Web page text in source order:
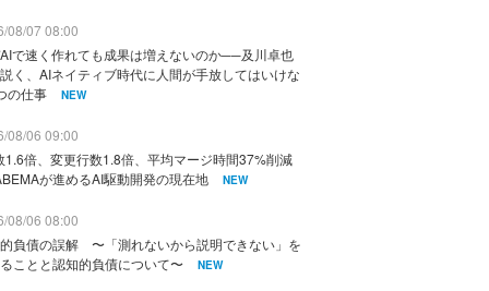
08/07 08:00
で速く作れても成果は増えないのか──及川卓也
く、AIネイティブ時代に人間が手放してはいけな
の仕事
NEW
08/06 09:00
1.6倍、変更行数1.8倍、平均マージ時間37%削減
が進めるAI駆動開発の現在地
NEW
08/06 08:00
負債の誤解 〜「測れないから説明できない」を
ことと認知的負債について〜
NEW